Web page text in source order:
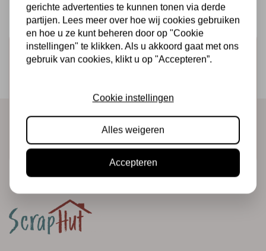
Schrijf je in voor de nieuwsbrief
gerichte advertenties te kunnen tonen via derde
partijen. Lees meer over hoe wij cookies gebruiken
en hoe u ze kunt beheren door op "Cookie
instellingen" te klikken. Als u akkoord gaat met ons
gebruik van cookies, klikt u op "Accepteren”.
Cookie instellingen
Alles weigeren
Accepteren